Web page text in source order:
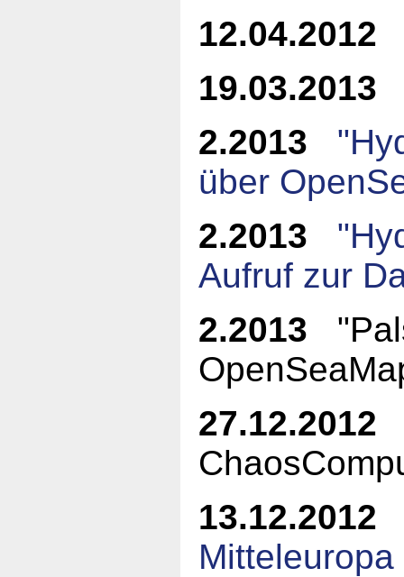
12.04.2012
19.03.2013
2.2013
über
2.2013
Aufruf zur
2.2013
27.12.2012
13.12.2012
Mitteleuropa